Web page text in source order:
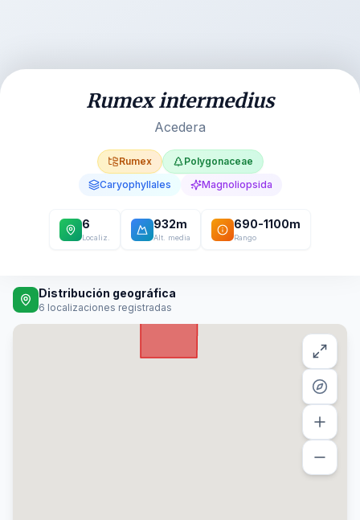
Rumex intermedius
Acedera
Rumex
Polygonaceae
Caryophyllales
Magnoliopsida
6
Localiz.
932m
Alt. media
690-1100m
Rango
Distribución geográfica
6 localizaciones registradas